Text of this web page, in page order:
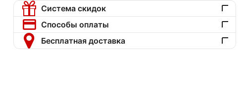
Система скидок
Способы оплаты
Бесплатная доставка